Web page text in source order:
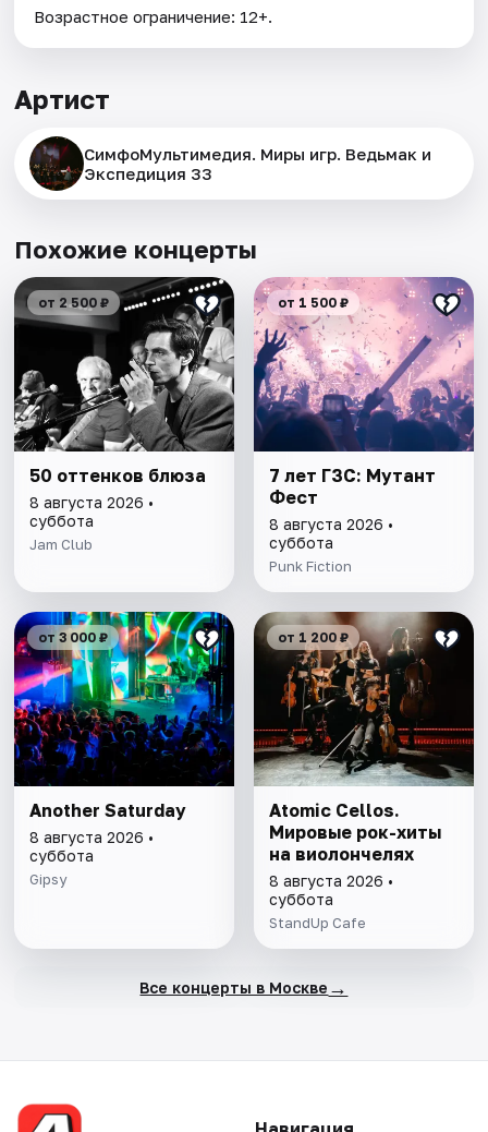
Возрастное ограничение: 12+.
Артист
СимфоМультимедия. Миры игр. Ведьмак и
Экспедиция 33
Похожие концерты
от 2 500 ₽
50 оттенков блюза
8 августа 2026 •
суббота
Jam Club
от 1 500 ₽
7 лет ГЗС: Мутант
Фест
8 августа 2026 •
суббота
Punk Fiction
от 3 000 ₽
Another Saturday
8 августа 2026 •
суббота
Gipsy
от 1 200 ₽
Atomic Cellos.
Мировые рок-хиты
на виолончелях
8 августа 2026 •
суббота
StandUp Cafe
Все концерты в Москве →